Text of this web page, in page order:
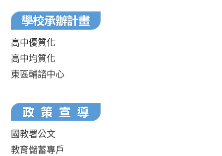
高中優質化
高中均質化
東區輔諮中心
國教署公文
教育儲蓄專戶